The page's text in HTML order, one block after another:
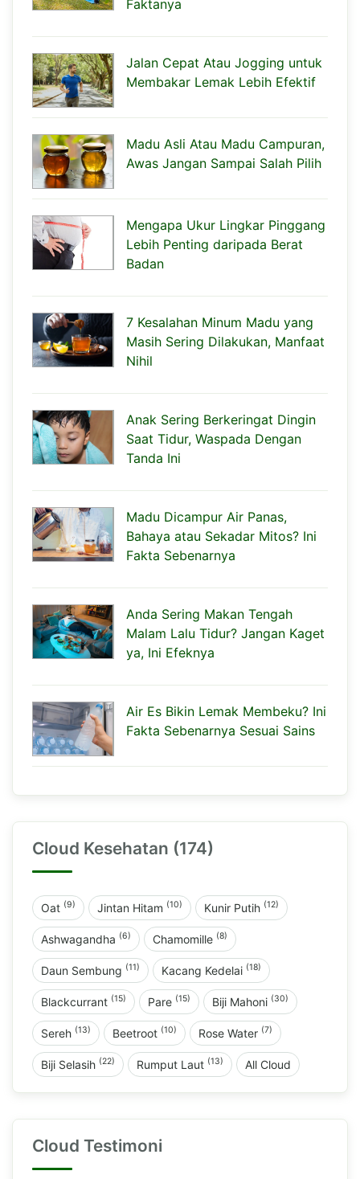
Faktanya
Jalan Cepat Atau Jogging untuk
Membakar Lemak Lebih Efektif
Madu Asli Atau Madu Campuran,
Awas Jangan Sampai Salah Pilih
Mengapa Ukur Lingkar Pinggang
Lebih Penting daripada Berat
Badan
7 Kesalahan Minum Madu yang
Masih Sering Dilakukan, Manfaat
Nihil
Anak Sering Berkeringat Dingin
Saat Tidur, Waspada Dengan
Tanda Ini
Madu Dicampur Air Panas,
Bahaya atau Sekadar Mitos? Ini
Fakta Sebenarnya
Anda Sering Makan Tengah
Malam Lalu Tidur? Jangan Kaget
ya, Ini Efeknya
Air Es Bikin Lemak Membeku? Ini
Fakta Sebenarnya Sesuai Sains
Cloud Kesehatan (174)
Oat (9) Jintan Hitam (10) Kunir Putih (12)
Ashwagandha (6) Chamomille (8)
Daun Sembung (11) Kacang Kedelai (18)
Blackcurrant (15) Pare (15) Biji Mahoni (30)
Sereh (13) Beetroot (10) Rose Water (7)
Biji Selasih (22) Rumput Laut (13) All Cloud
Cloud Testimoni